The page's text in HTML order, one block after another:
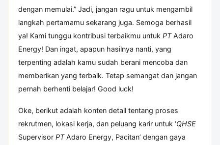
dengan memulai.” Jadi, jangan ragu untuk mengambil
langkah pertamamu sekarang juga. Semoga berhasil
ya! Kami tunggu kontribusi terbaikmu untuk PTAdaro
Energy! Dan ingat, apapun hasilnya nanti, yang
terpenting adalah kamu sudah berani mencoba dan
memberikan yang terbaik. Tetap semangat dan jangan
pernah berhenti belajar! Good luck!
Oke, berikut adalah konten detail tentang proses
rekrutmen, lokasi kerja, dan peluang karir untuk ‘QHSE
Supervisor PTAdaro Energy, Pacitan’ dengan gaya